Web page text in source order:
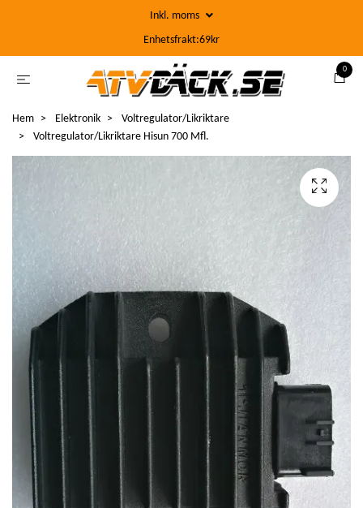
Inkl. moms
Enhetsfrakt:69kr
0
Hem Elektronik
Voltregulator/Likriktare
Voltregulator/Likriktare Hisun 700 Mfl.